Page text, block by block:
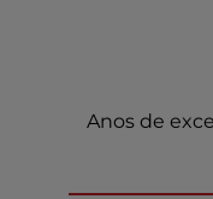
Anos de